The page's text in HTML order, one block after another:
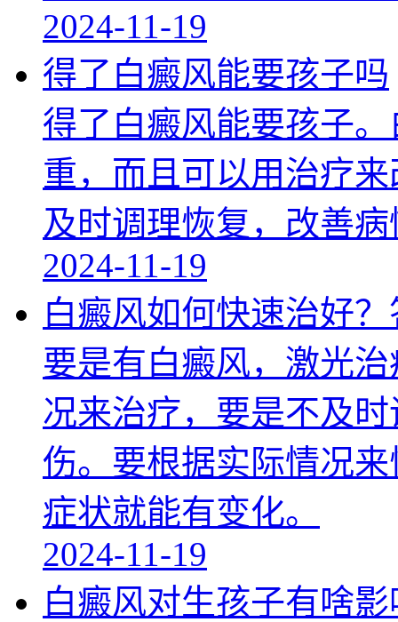
2024-11-19
得了白癜风能要孩子吗
得了白癜风能要孩子
重，而且可以用治疗
及时调理恢复，改善
2024-11-19
白癜风如何快速治好
要是有白癜风，激光
况来治疗，要是不及
伤。要根据实际情况
症状就能有变化。
2024-11-19
白癜风对生孩子有啥影